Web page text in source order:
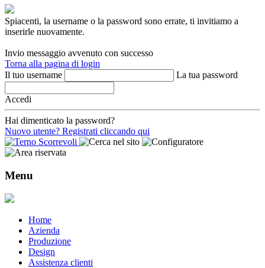
Spiacenti, la username o la password sono errate, ti invitiamo a
inserirle nuovamente.
Invio messaggio avvenuto con successo
Torna alla pagina di login
Il tuo username
La tua password
Accedi
Hai dimenticato la password?
Nuovo utente? Registrati cliccando qui
Menu
Home
Azienda
Produzione
Design
Assistenza clienti